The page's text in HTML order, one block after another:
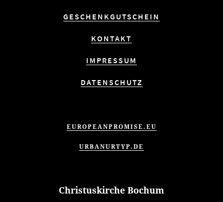
GESCHENKGUTSCHEIN
KONTAKT
IMPRESSUM
DATENSCHUTZ
EUROPEANPROMISE.EU
URBANURTYP.DE
Christuskirche Bochum